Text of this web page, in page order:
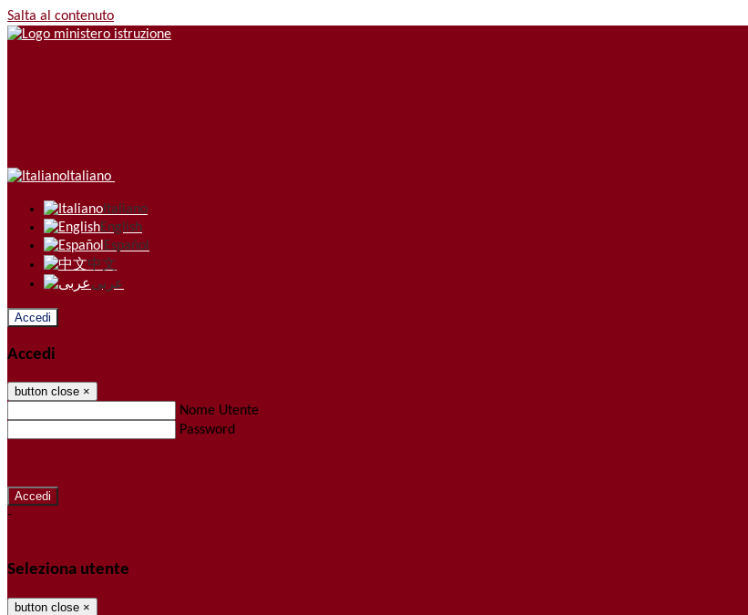
Salta al contenuto
Italiano
Italiano
English
Español
中文
عربى
Accedi
Accedi
button close ×
Nome Utente
Password
-
Seleziona utente
button close ×